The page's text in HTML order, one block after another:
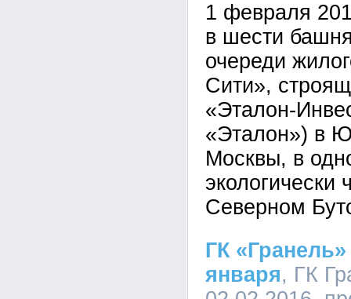
1 февраля
в шести
очереди
Сити»,
«Эталон-
«Эталон») в
Москвы, в
экологически
Северном
ГК
января, ГК